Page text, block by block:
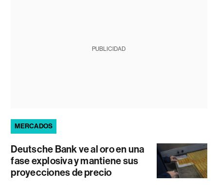
PUBLICIDAD
MERCADOS
Deutsche Bank ve al oro en una
fase explosiva y mantiene sus
proyecciones de precio